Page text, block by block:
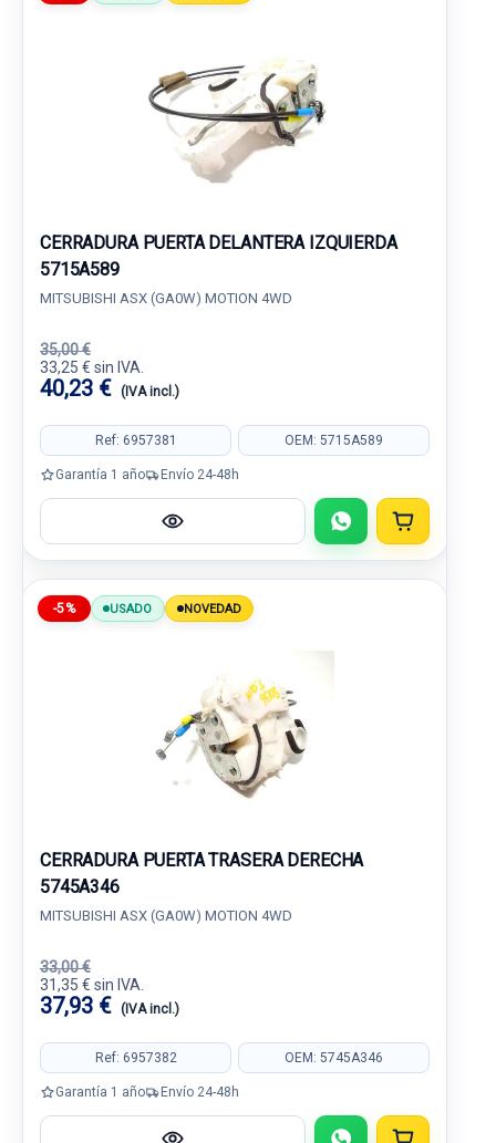
CERRADURA PUERTA DELANTERA IZQUIERDA
5715A589
MITSUBISHI ASX (GA0W) MOTION 4WD
35,00 €
33,25 € sin IVA.
40,23 € (IVA incl.)
Ref: 6957381 OEM: 5715A589
Garantía 1 año Envío 24-48h
-5% USADO NOVEDAD
CERRADURA PUERTA TRASERA DERECHA
5745A346
MITSUBISHI ASX (GA0W) MOTION 4WD
33,00 €
31,35 € sin IVA.
37,93 € (IVA incl.)
Ref: 6957382 OEM: 5745A346
Garantía 1 año Envío 24-48h